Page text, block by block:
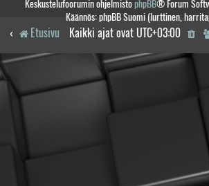
Keskustelufoorumin ohjelmistophpBB® Forum
Käännös: phpBB Suomi (lurttinen,
Etusivu Kaikki ajat ovat UTC+03:00